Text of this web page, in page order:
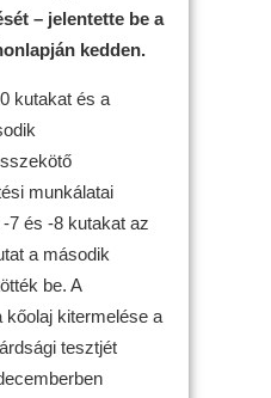
– jelentette be a
kedden.
kutakat és a
munkálatai
7 és -8 kutakat az
a második
be. A
kőolaj kitermelése a
tesztjét